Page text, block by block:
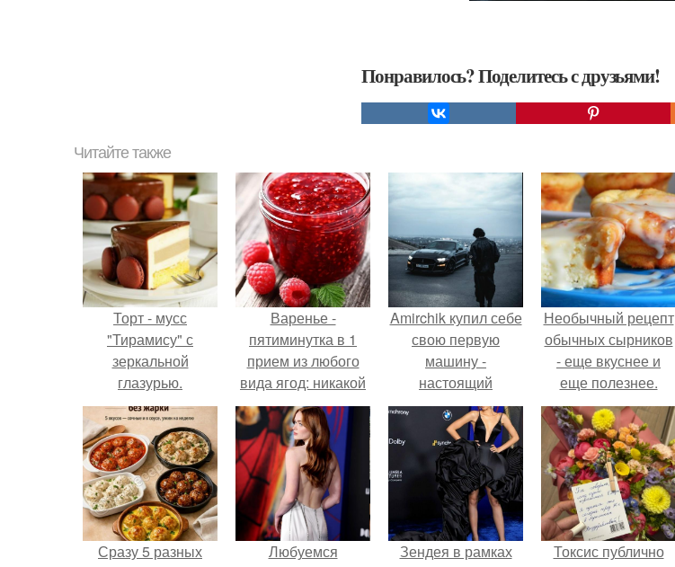
Понравилось? Поделитесь с друзьями!
Читайте также
Торт - мусс
"Тирамису" с
зеркальной
глазурью.
Варенье -
пятиминутка в 1
прием из любого
вида ягод: никакой
длительной варки,
все витамины на
месте!
Amirchik купил себе
свою первую
машину -
настоящий
автомобиль мечты
для многих
автолюбителей.
Необычный рецепт
обычных сырников
- еще вкуснее и
еще полезнее.
Сразу 5 разных
Любуемся
Зендея в рамках
Токсис публично